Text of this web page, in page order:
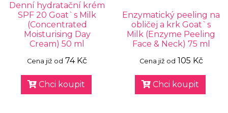
Denní hydratační krém
SPF 20 Goat`s Milk
(Concentrated
Moisturising Day
Cream) 50 ml
Cena již od 74 Kč
Chci koupit
Enzymatický peeling na
obličej a krk Goat`s
Milk (Enzyme Peeling
Face & Neck) 75 ml
Cena již od 105 Kč
Chci koupit